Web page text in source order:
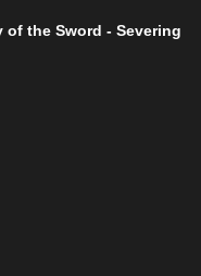
of the Sword - Severing